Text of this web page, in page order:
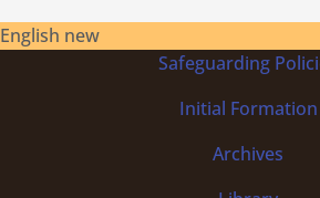
English new
Safeguarding
Initial Formation
Archives